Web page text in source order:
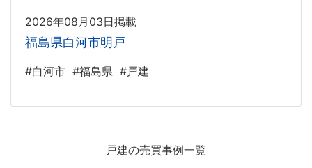
2026年08月03日掲載
福島県白河市明戸
#白河市 #福島県 #戸建
戸建の売買事例一覧